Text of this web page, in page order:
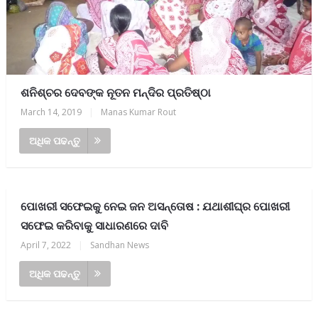
ଶନିଶ୍ଚର ଦେବଙ୍କ ନୂତନ ମନ୍ଦିର ପ୍ରତିଷ୍ଠା
March 14, 2019 Manas Kumar Rout
ଅଧିକ ପଢନ୍ତୁ
ପୋଖରୀ ସଫେଇକୁ ନେଇ ଜନ ଅସନ୍ତୋଷ : ଯଥାଶୀଘ୍ର ପୋଖରୀ
ସଫେଇ କରିବାକୁ ସାଧାରଣରେ ଦାବି
April 7, 2022 Sandhan News
ଅଧିକ ପଢନ୍ତୁ